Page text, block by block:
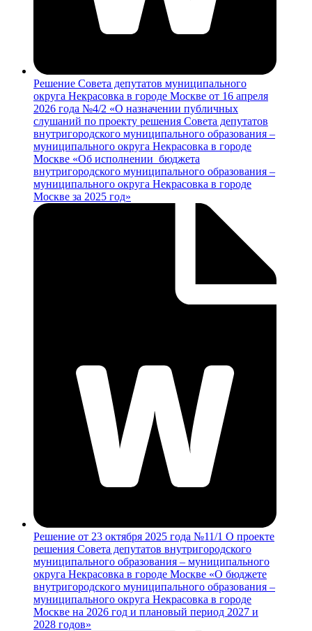
Решение Совета депутатов муниципального
округа Некрасовка в городе Москве от 16 апреля
2026 года №4/2 «О назначении публичных
слушаний по проекту решения Совета депутатов
внутригородского муниципального образования –
муниципального округа Некрасовка в городе
Москве «Об исполнении бюджета
внутригородского муниципального образования –
муниципального округа Некрасовка в городе
Москве за 2025 год»
Решение от 23 октября 2025 года №11/1 О проекте
решения Совета депутатов внутригородского
муниципального образования – муниципального
округа Некрасовка в городе Москве «О бюджете
внутригородского муниципального образования –
муниципального округа Некрасовка в городе
Москве на 2026 год и плановый период 2027 и
2028 годов»